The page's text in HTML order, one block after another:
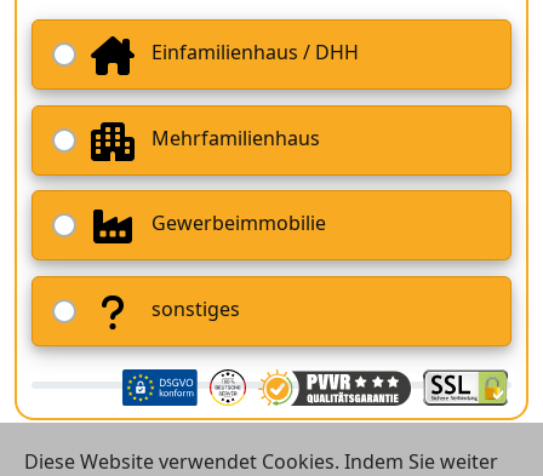
Einfamilienhaus / DHH
Mehrfamilienhaus
Gewerbeimmobilie
sonstiges
Diese Website verwendet Cookies. Indem Sie weiter